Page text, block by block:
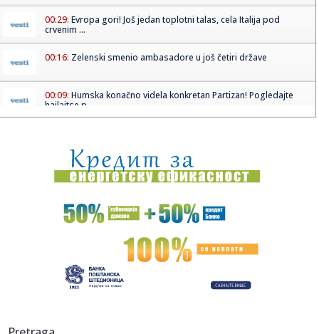
00:29: Evropa gori! Još jedan toplotni talas, cela Italija pod
crvenim ...
00:16: Zelenski smenio ambasadore u još četiri države
00:09: Humska konačno videla konkretan Partizan! Pogledajte
hajlajtse p...
00:04:Vukotić ne zna ko je Baba: "Vidim da ga svi hvale"
00:01:Na današnji dan, 7. avgust
U predgrađu Damaska podignut autobus u vazduh, dve
23:55:ROMAŠČENKO POSLE POTOPA U HUMSKOJ: Jedna stvar
VIDEO